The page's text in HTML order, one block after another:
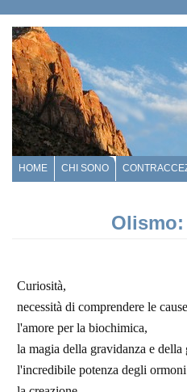
HOME CHI SONO
Curiosità,
necessità di comprendere le
l'amore per la biochimica,
la magia della gravidanza e della
l'incredibile potenza degli